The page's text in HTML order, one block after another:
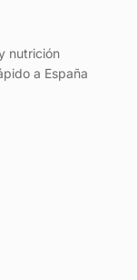
nutrición
a España